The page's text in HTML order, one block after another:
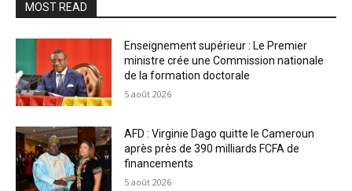
MOST READ
Enseignement supérieur : Le Premier
ministre crée une Commission nationale
de la formation doctorale
5 août 2026
AFD : Virginie Dago quitte le Cameroun
après près de 390 milliards FCFA de
financements
5 août 2026